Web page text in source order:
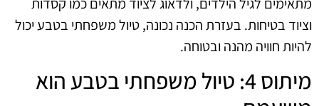
וציוד בטיחות. בעזרת הכנה נכונה, טיול משפחתי בטבע יכול
להיות חוויה מהנה ובטוחה.
מיתוס 4: טיול משפחתי בטבע הוא